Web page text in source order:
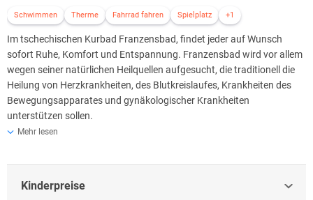
Ausstattung, haben eine kleinere Wohnfläche und den Blick auf die
Straße oder den Hof.
Komfort
Die Zimmer der Kategorie Komfort bieten den Blick auf den Kurpark
oder die Jiráskova-Straße und sind mit einem LCD-Fernseher
ausgestattet.
Appartement
Schwimmen Therme Fahrrad fahren Spielplatz +1
Im tschechischen Kurbad Franzensbad, findet jeder auf Wunsch
sofort Ruhe, Komfort und Entspannung. Franzensbad wird vor allem
wegen seiner natürlichen Heilquellen aufgesucht, die traditionell die
Heilung von Herzkrankheiten, des Blutkreislaufes, Krankheiten des
Bewegungsapparates und gynäkologischer Krankheiten
unterstützen sollen.
In Franzensbad entspringen 22 Arten von unverwechselbaren
schon aus dem Jahre 1502 sind.
Im Hotel selbst können Sie gerne jederzeit Fahrräder und Nordic-
Mehr lesen
Kinderpreise